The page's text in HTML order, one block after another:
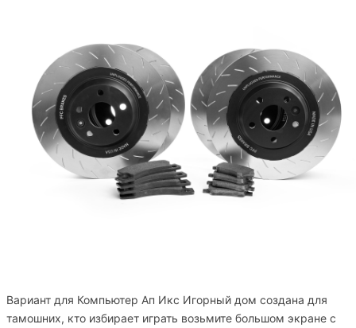
Вариант для Компьютер Ап Икс Игорный дом создана для
тамошних, кто избирает играть возьмите большом экране с